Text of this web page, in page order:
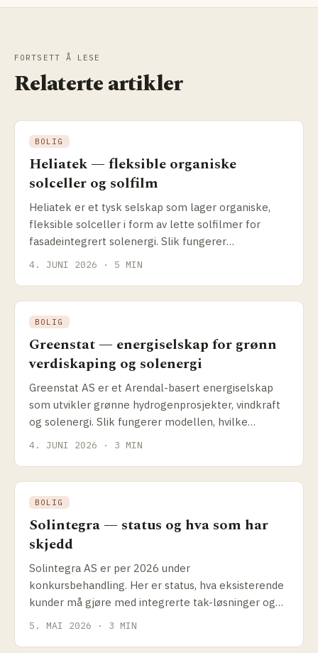
FORTSETT Å LESE
Relaterte artikler
BOLIG
Heliatek — fleksible organiske
solceller og solfilm
Heliatek er et tysk selskap som lager organiske,
fleksible solceller i form av lette solfilmer for
fasadeintegrert solenergi. Slik fungerer
teknologien, og hva passer den til.
4. JUNI 2026 · 5 MIN
BOLIG
Greenstat — energiselskap for grønn
verdiskaping og solenergi
Greenstat AS er et Arendal-basert energiselskap
som utvikler grønne hydrogenprosjekter, vindkraft
og solenergi. Slik fungerer modellen, hvilke
prosjekter selskapet driver og hva det betyr for
4. JUNI 2026 · 3 MIN
BOLIG
Solintegra — status og hva som har
skjedd
Solintegra AS er per 2026 under
konkursbehandling. Her er status, hva eksisterende
kunder må gjøre med integrerte tak-løsninger og
hvilke alternativer som finnes.
5. MAI 2026 · 3 MIN